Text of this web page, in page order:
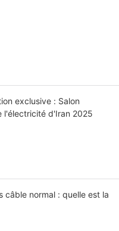
exclusive : Salon
l'électricité d'Iran 2025
câble normal : quelle est la